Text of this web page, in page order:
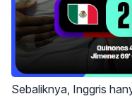
Sebaliknya, Inggris